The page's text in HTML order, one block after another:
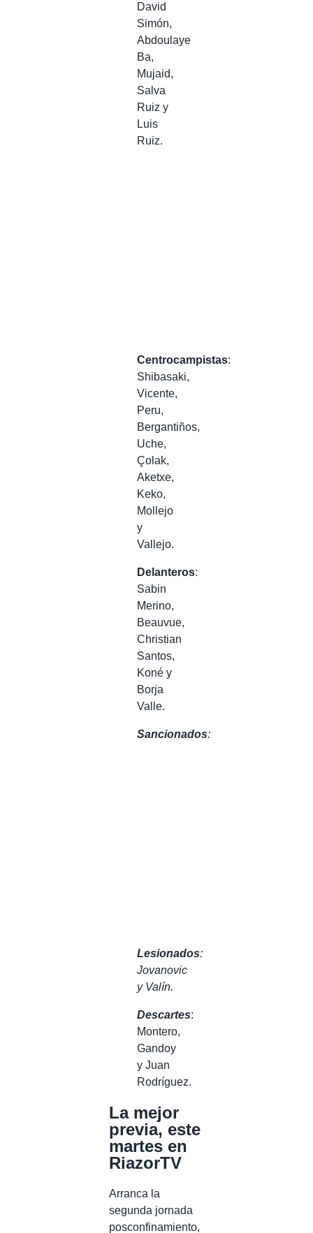
David
Simón,
Abdoulaye
Ba,
Mujaid,
Salva
Ruiz y
Luis
Ruiz.
Centrocampistas:
Shibasaki,
Vicente,
Peru,
Bergantiños,
Uche,
Çolak,
Aketxe,
Keko,
Mollejo
y
Vallejo.
Delanteros:
Sabin
Merino,
Beauvue,
Christian
Santos,
Koné y
Borja
Valle.
Sancionados:
Lesionados:
Jovanovic
y Valín.
Descartes:
Montero,
Gandoy
y Juan
Rodríguez.
La mejor
previa, este
martes en
RiazorTV
Arranca la
segunda jornada
posconfinamiento,